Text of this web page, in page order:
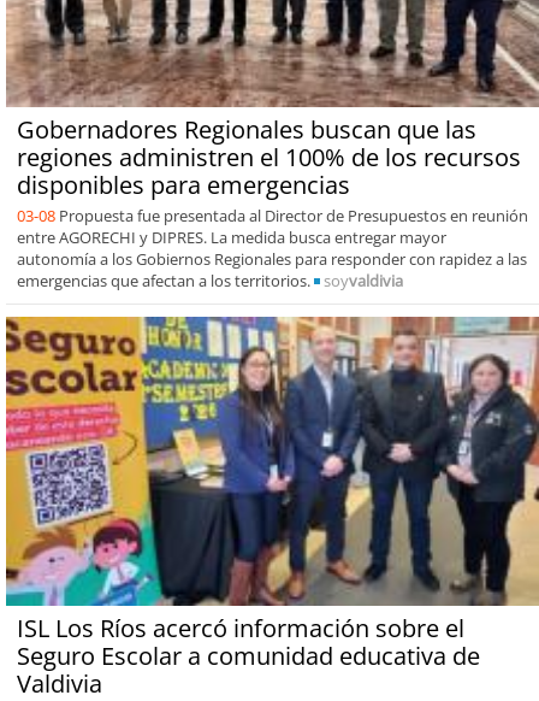
Gobernadores Regionales buscan que las
regiones administren el 100% de los recursos
disponibles para emergencias
03-08 Propuesta fue presentada al Director de Presupuestos en reunión
entre AGORECHI y DIPRES. La medida busca entregar mayor
autonomía a los Gobiernos Regionales para responder con rapidez a las
emergencias que afectan a los territorios.
soyvaldivia
ISL Los Ríos acercó información sobre el
Seguro Escolar a comunidad educativa de
Valdivia